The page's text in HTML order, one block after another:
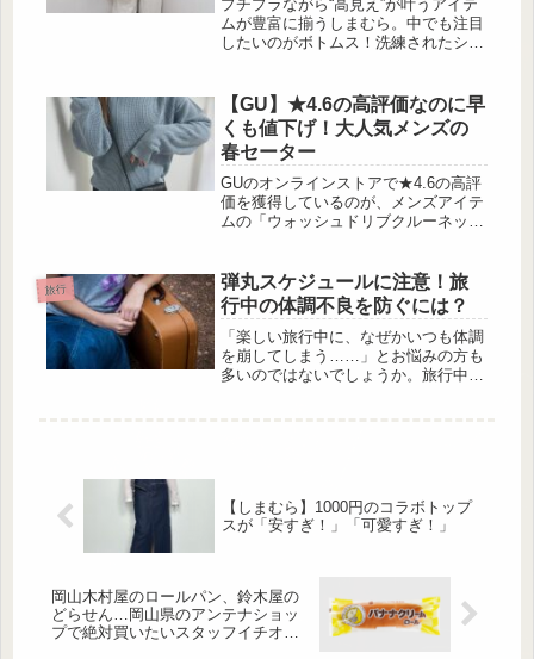
プチプラながら“高見え”が叶うアイテ
ムが豊富に揃うしまむら。中でも注目
したいのがボトムス！洗練されたシル
ず使える優秀アイテムが満載なんです
♡今回は、ハイブランド顔負けの上品
さと着回し力を兼ね備えた、しまむら
のおすすめボトムスを厳選してご紹介
します。完売前にぜひチェックしてみ
てください♪真夏にぴったり！涼感素
材のレースパンツ 出
典:aiaimama.v.v.v様ご提供...
【GU】★4.6の高評価なのに早
くも値下げ！大人気メンズの
春セーター
GUのオンラインストアで★4.6の高評
価を獲得しているのが、メンズアイテ
ムの「ウォッシュドリブクルーネック
りながらも既に値下げ価格で購入する
事が出来ます！お得な価格ですぐに活
躍してくれる春物を探している方は必
見ですよ♡GUメンズの「ウォッシュ
ドリブクルーネックセーター」とは？
出典:ai様ご提供 GUのメンズアイテム
旅行
弾丸スケジュールに注意！旅
行中の体調不良を防ぐには？
「楽しい旅行中に、なぜかいつも体調
を崩してしまう……」とお悩みの方も
多いのではないでしょうか。旅行中
出典:pixabay 旅行中に体調を崩す主な
原因は下記の3つです。ウイルスや細
【しまむら】1000円のコラボトップ
スが「安すぎ！」「可愛すぎ！」
岡山木村屋のロールパン、鈴木屋の
どらせん…岡山県のアンテナショッ
プで絶対買いたいスタッフイチオシ